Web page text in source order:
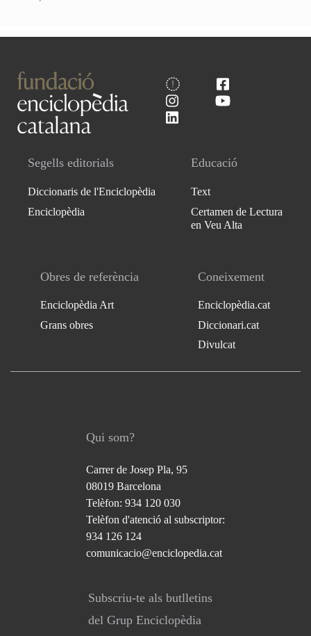
Segells editorials
Diccionaris de l'Enciclopèdia
Enciclopèdia
Educació
Text
Certamen de Lectura
en Veu Alta
Obres de referència
Enciclopèdia Art
Grans obres
Coneixement
Enciclopèdia.cat
Diccionari.cat
Divulcat
Qui som?
Carrer de Josep Pla, 95
08019 Barcelona
Telèfon: 934 120 030
Telèfon d'atenció al subscriptor:
934 126 124
comunicacio@enciclopedia.cat
Subscriu-te als butlletins
del Grup Enciclopèdia